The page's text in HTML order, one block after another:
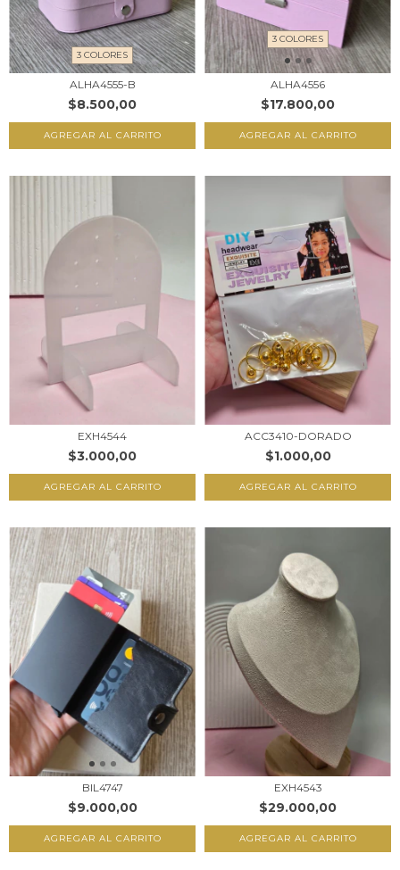
3 COLORES
ALHA4555-B
$8.500,00
AGREGAR AL CARRITO
3 COLORES
ALHA4556
$17.800,00
AGREGAR AL CARRITO
EXH4544
$3.000,00
ACC3410-DORADO
$1.000,00
BIL4747
$9.000,00
EXH4543
$29.000,00